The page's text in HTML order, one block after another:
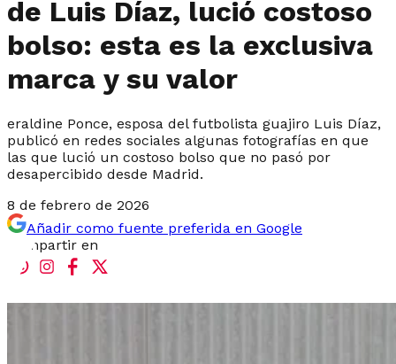
de Luis Díaz, lució costoso
bolso: esta es la exclusiva
marca y su valor
eraldine Ponce, esposa del futbolista guajiro Luis Díaz,
publicó en redes sociales algunas fotografías en que
las que lució un costoso bolso que no pasó por
desapercibido desde Madrid.
8 de febrero de 2026
Añadir como fuente preferida en Google
Compartir en